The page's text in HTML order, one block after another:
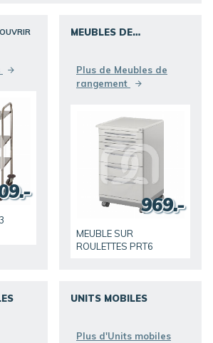
MEUBLES DE
DÉCOUVRIR
Plus de Meubles de
rangement
MEUBLE SUR
ROULETTES PRT6
969.-
UNITS MOBILES
Plus d'Units mobiles